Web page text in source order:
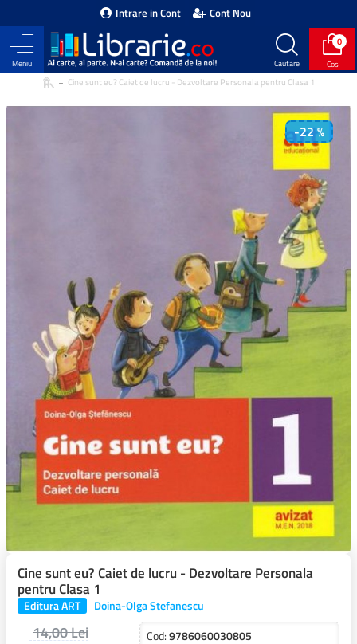
Intrare in Cont Cont Nou
0
Cine sunt eu? Caiet de lucru - Dezvoltare Personala pentru Clasa 1
-22 %
Cine sunt eu? Caiet de lucru - Dezvoltare Personala
pentru Clasa 1
Editura ART Doina-Olga Stefanescu
14,00 Lei Cod:9786060030805